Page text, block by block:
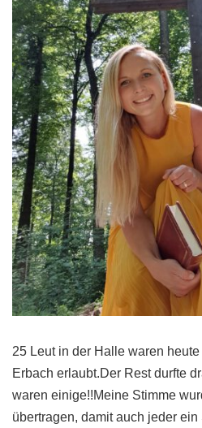
25 Leut in der Halle waren
Erbach erlaubt.Der Rest durfte
waren einige!!Meine Stimme
übertragen, damit auch jeder